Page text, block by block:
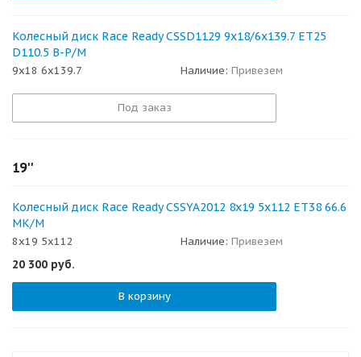
Колесный диск Race Ready CSSD1129 9x18/6x139.7 ET25
D110.5 B-P/M
9x18 6x139.7 Наличие: Привезем
Под заказ
19''
Колесный диск Race Ready CSSYA2012 8x19 5x112 ET38 66.6
MK/M
8x19 5x112 Наличие: Привезем
20 300 руб.
В корзину